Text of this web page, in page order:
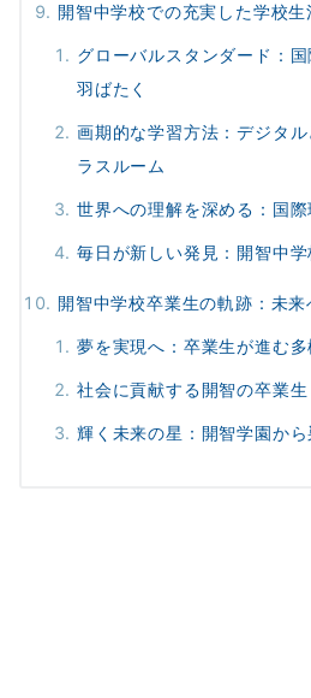
開智中学校での充実した学校
グローバルスタンダード：
羽ばたく
画期的な学習方法：デジタ
ラスルーム
世界への理解を深める：国
毎日が新しい発見：開智中
開智中学校卒業生の軌跡：未来
夢を実現へ：卒業生が進む
社会に貢献する開智の卒業
輝く未来の星：開智学園から